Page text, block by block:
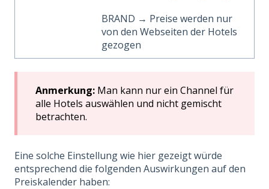
BRAND → Preise werden nur
von den Webseiten der Hotels
gezogen
Anmerkung: Man kann nur ein Channel für
alle Hotels auswählen und nicht gemischt
betrachten.
Eine solche Einstellung wie hier gezeigt würde
entsprechend die folgenden Auswirkungen auf den
Preiskalender haben: